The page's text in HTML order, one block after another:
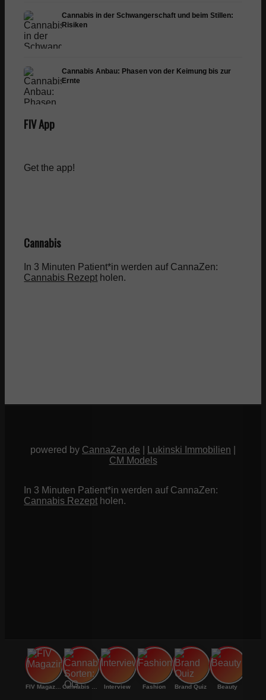
Cannabis in der Schwangerschaft und beim Stillen:
Risiken
Cannabis Anbau: Phasen von der Keimung bis zur
Ernte
FIV App
Get the app!
Cannabis
In 3 Minuten Patient*in werden auf CannaZen:
Cannabis Rezept holen.
powered by CannaZen.de Lukinski Immobilien
CM Models
In 3 Minuten Patient*in werden auf CannaZen:
Cannabis Rezept holen.
Interview Fashion Brand Quiz Beauty